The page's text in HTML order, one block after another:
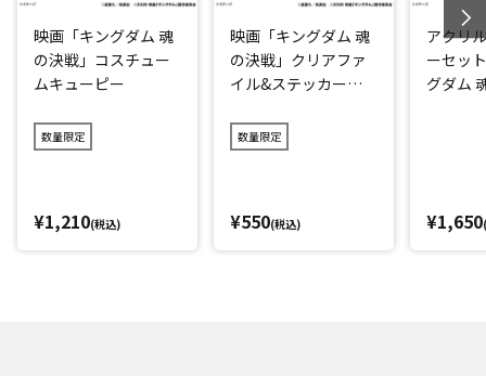
映画「キングダム 魂
の決戦」コスチュー
ムキューピー
数量限定
¥1,210(税込)
映画「キングダム 魂
の決戦」クリアファ
イル&ステッカーセ
数量限定
¥550(税込)
アクリ
ーセッ
グダム
¥1,650